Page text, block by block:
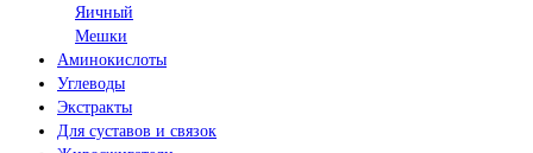
Яичный
Мешки
Аминокислоты
Углеводы
Экстракты
Для суставов и связок